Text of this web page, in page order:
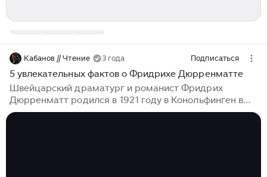
Кабанов // Чтение 3 года Подписаться
5 увлекательных фактов о Фридрихе Дюрренматте
Швейцарский драматург и романист Фридрих
Дюрренматт родился в 1921 году в Конольфинген в
Швейцарии. Он был и остается одним из самых